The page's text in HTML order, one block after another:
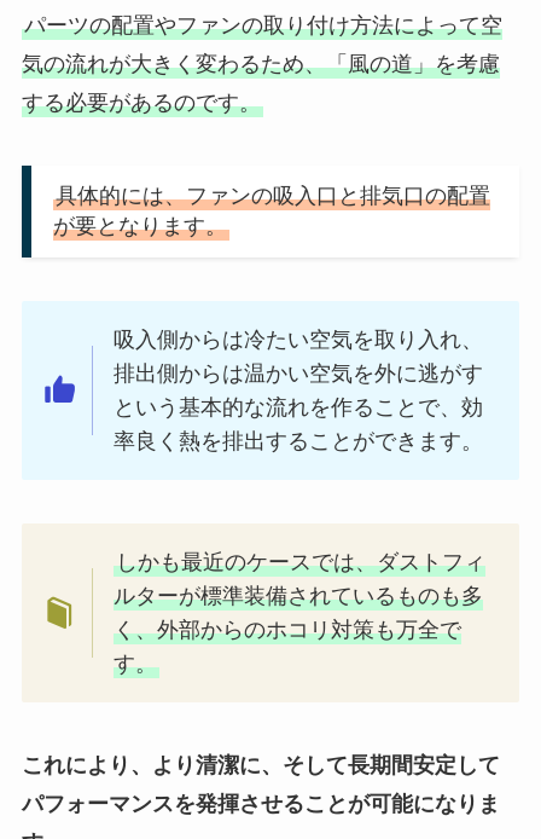
パーツの配置やファンの取り付け方法によって空
気の流れが大きく変わるため、「風の道」を考慮
する必要があるのです。
具体的には、ファンの吸入口と排気口の配置
が要となります。
吸入側からは冷たい空気を取り入れ、
排出側からは温かい空気を外に逃がす
という基本的な流れを作ることで、効
率良く熱を排出することができます。
しかも最近のケースでは、ダストフィ
ルターが標準装備されているものも多
く、外部からのホコリ対策も万全で
す。
これにより、より清潔に、そして長期間安定して
パフォーマンスを発揮させることが可能になりま